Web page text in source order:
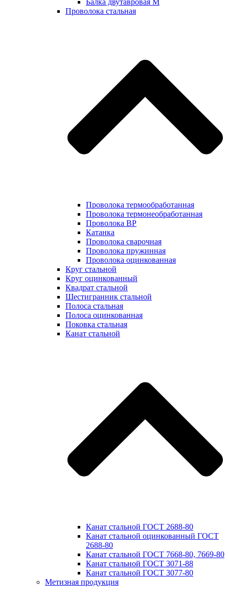
Балка двутавровая М
Проволока стальная
Проволока термообработанная
Проволока термонеобработанная
Проволока ВР
Катанка
Проволока сварочная
Проволока пружинная
Проволока оцинкованная
Круг стальной
Круг оцинкованный
Квадрат стальной
Шестигранник стальной
Полоса стальная
Полоса оцинкованная
Поковка стальная
Канат стальной
Канат стальной ГОСТ 2688-80
Канат стальной оцинкованный ГОСТ
2688-80
Канат стальной ГОСТ 7668-80, 7669-80
Канат стальной ГОСТ 3071-88
Канат стальной ГОСТ 3077-80
Метизная продукция